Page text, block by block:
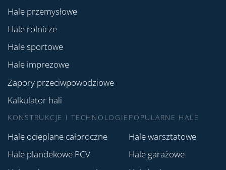
Hale przemysłowe
Hale rolnicze
Hale sportowe
Hale imprezowe
Zapory przeciwpowodziowe
Kalkulator hali
KONSTRUKCJE I TECHNOLOGIE
Hale ocieplane całoroczne
Hale plandekowe PCV
POPULARNE HALE
Hale warsztatowe
Hale garażowe